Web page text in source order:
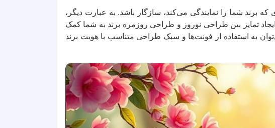
برند شما را نمایندگی می‌کند، سازگار باشد. به عبارت دیگر،
تمایز بین طراحی نوروز و طراحی روزمره برند به شما کمک
به استفاده از فونت‌ها و سبک طراحی متناسب با هویت برند